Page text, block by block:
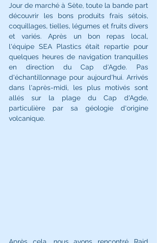
Jour de marché à Sète, toute la bande part
découvrir les bons produits frais sétois,
coquillages, tielles, légumes et fruits divers
et variés. Après un bon repas local,
l'équipe SEA Plastics était repartie pour
quelques heures de navigation tranquilles
en direction du Cap d'Agde. Pas
d'échantillonnage pour aujourd'hui. Arrivés
dans l'après-midi, les plus motivés sont
allés sur la plage du Cap d'Agde,
particulière par sa géologie d'origine
volcanique.